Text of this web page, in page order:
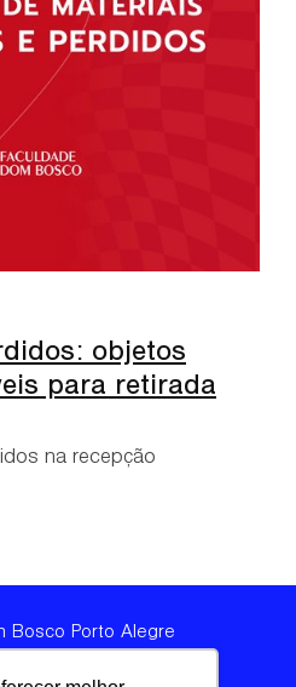
objetos
para retirada
na recepção
Bosco Porto Alegre